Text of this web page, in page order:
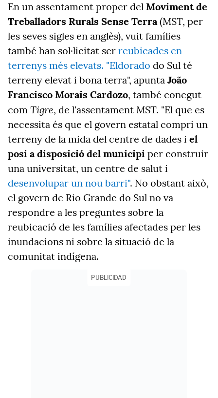
En un assentament proper del Moviment de
Treballadors Rurals Sense Terra(MST, per
les seves sigles en anglès), vuit famílies
també han sol·licitat ser reubicades en
terrenys més elevats. "Eldorado do Sul té
terreny elevat i bona terra", apunta João
Francisco Morais Cardozo, també conegut
com Tigre, de l'assentament MST. "El que es
necessita és que el govern estatal compri un
terreny de la mida del centre de dades i el
posi a disposició del municipi per construir
una universitat, un centre de salut i
desenvolupar un nou barri". No obstant això,
el govern de Rio Grande do Sul no va
respondre a les preguntes sobre la
reubicació de les famílies afectades per les
inundacions ni sobre la situació de la
comunitat indígena.
PUBLICIDAD